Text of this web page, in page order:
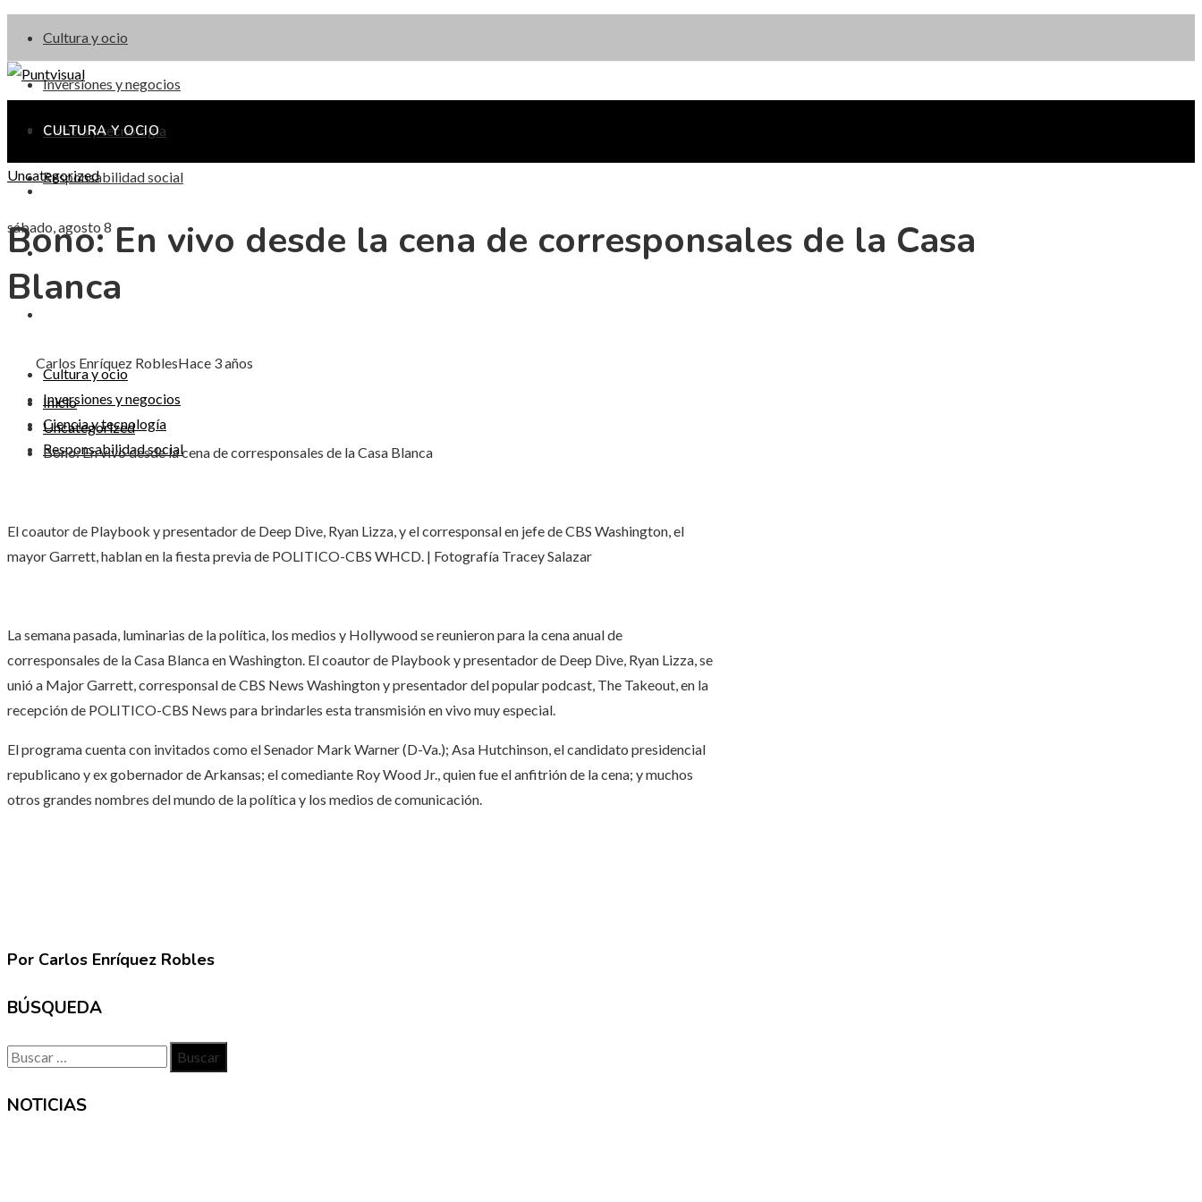
Cultura y ocio
Inversiones y negocios
Ciencia y tecnología
Responsabilidad social
sábado, agosto 8
CULTURA Y OCIO
CIENCIA Y TECNOLOGÍA
Cultura y ocio
Inversiones y negocios
Ciencia y tecnología
Responsabilidad social
Uncategorized
Bono: En vivo desde la cena de corresponsales de la Casa
Blanca
Carlos Enríquez RoblesHace 3 años
Inicio
Uncategorized
Bono: En vivo desde la cena de corresponsales de la Casa Blanca
El coautor de Playbook y presentador de Deep Dive, Ryan Lizza, y el corresponsal en jefe de CBS Washington, el
mayor Garrett, hablan en la fiesta previa de POLITICO-CBS WHCD. | Fotografía Tracey Salazar
La semana pasada, luminarias de la política, los medios y Hollywood se reunieron para la cena anual de
corresponsales de la Casa Blanca en Washington. El coautor de Playbook y presentador de Deep Dive, Ryan Lizza, se
unió a Major Garrett, corresponsal de CBS News Washington y presentador del popular podcast, The Takeout, en la
recepción de POLITICO-CBS News para brindarles esta transmisión en vivo muy especial.
El programa cuenta con invitados como el Senador Mark Warner (D-Va.); Asa Hutchinson, el candidato presidencial
republicano y ex gobernador de Arkansas; el comediante Roy Wood Jr., quien fue el anfitrión de la cena; y muchos
otros grandes nombres del mundo de la política y los medios de comunicación.
Por Carlos Enríquez Robles
BÚSQUEDA
Buscar:
NOTICIAS